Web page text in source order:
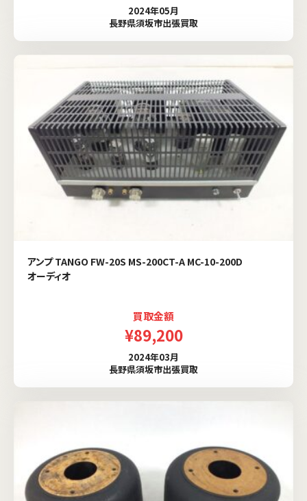
2024年05月
長野県須坂市出張買取
アンプ TANGO FW-20S MS-200CT-A MC-10-200D
オーディオ
買取金額
¥89,200
2024年03月
長野県須坂市出張買取